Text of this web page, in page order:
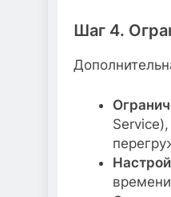
Шаг 4.